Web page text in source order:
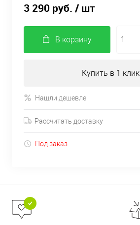
3 290 руб. / шт
В корзину
Купить в 1 клик
Нашли дешевле
Рассчитать доставку
Под заказ